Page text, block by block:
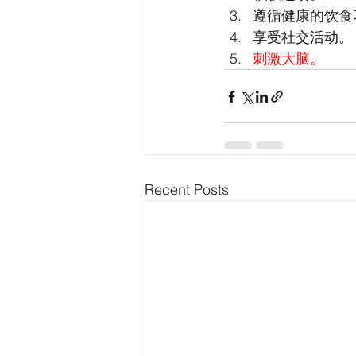
遵循健康的饮
享受社交活动。
刺激大脑。
Recent Posts